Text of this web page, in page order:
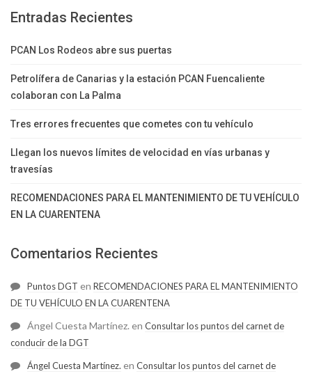
Entradas Recientes
PCAN Los Rodeos abre sus puertas
Petrolífera de Canarias y la estación PCAN Fuencaliente
colaboran con La Palma
Tres errores frecuentes que cometes con tu vehículo
Llegan los nuevos límites de velocidad en vías urbanas y
travesías
RECOMENDACIONES PARA EL MANTENIMIENTO DE TU VEHÍCULO
EN LA CUARENTENA
Comentarios Recientes
Puntos DGT en RECOMENDACIONES PARA EL MANTENIMIENTO
DE TU VEHÍCULO EN LA CUARENTENA
Ángel Cuesta Martínez. en Consultar los puntos del carnet de
conducir de la DGT
Ángel Cuesta Martínez. en Consultar los puntos del carnet de